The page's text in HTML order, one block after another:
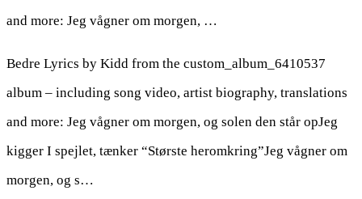
and more: Jeg vågner om morgen, …
Bedre Lyrics by Kidd from the custom_album_6410537
album – including song video, artist biography, translations
and more: Jeg vågner om morgen, og solen den står opJeg
kigger I spejlet, tænker “Største heromkring”Jeg vågner om
morgen, og s…